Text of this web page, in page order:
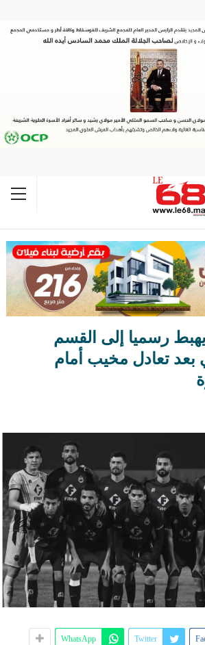
رسميا إلى القسم
بعد تعادل مخيب أمام
Twitter
WhatsApp